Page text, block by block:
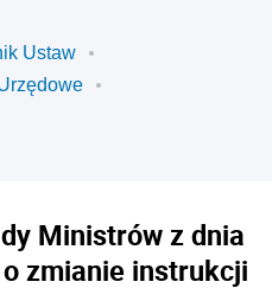
Ustaw
Ministrów z dnia
zmianie instrukcji